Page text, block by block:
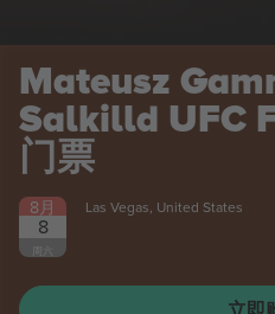
张 Olivia
周一
Olivia Dean